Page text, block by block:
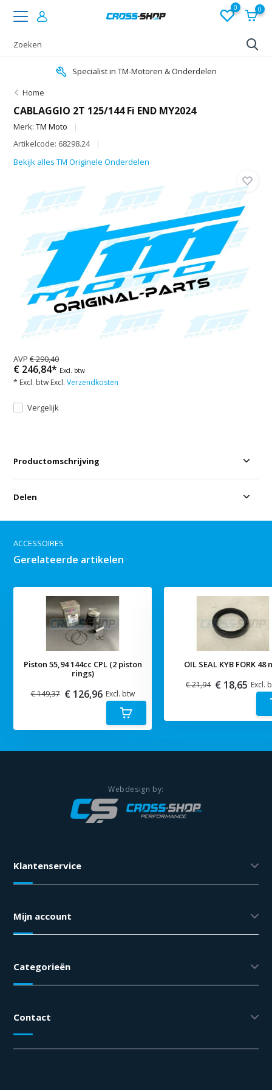
0 0
Specialist in TM-Motoren & Onderdelen
Home
CABLAGGIO 2T 125/144 Fi END MY2024
Merk:TM Moto
Artikelcode: 68298.24
Bekijk alles TM Originele Onderdelen
AVP€ 290,40
€ 246,84* Excl. btw
* Excl. btw Excl.Verzendkosten
Vergelijk
Productomschrijving
Delen
ACCESSOIRES
Gerelateerde artikelen
Piston 55,94 144cc CPL (2 piston
rings)
€ 149,37 € 126,96 Excl. btw
OIL SEAL KYB FORK 48
€ 21,94 € 18,65 Excl.
Klantenservice
Mijn account
Categorieën
Contact